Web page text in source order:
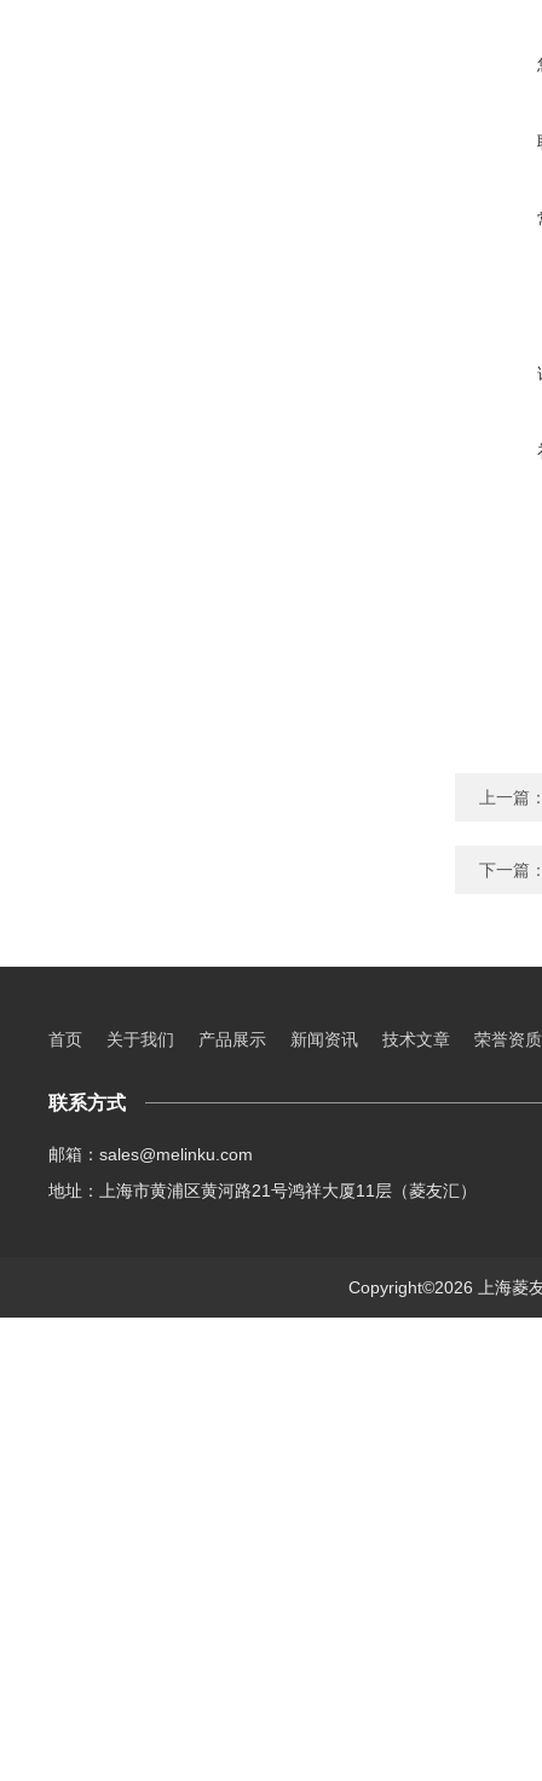
上一篇
下一篇
首页 关于我们 产品展示 新闻资讯 技术文章 荣誉资质
联系方式
邮箱：sales@melinku.com
地址：上海市黄浦区黄河路21号鸿祥大厦11层（菱友汇）
Copyright©2026 上海菱